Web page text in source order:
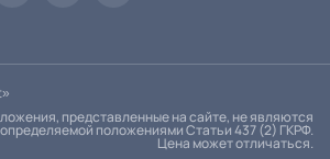
представленные на сайте, не являются
положениями Статьи 437 (2) ГКРФ.
Цена может отличаться.